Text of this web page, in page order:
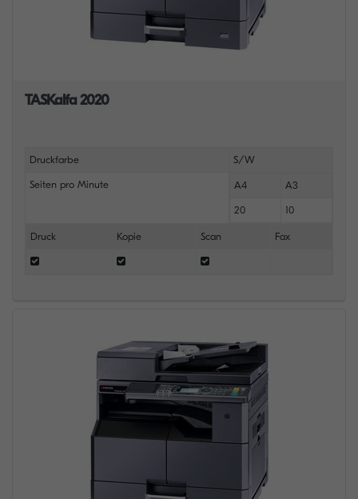
TASKalfa 2020
Druckfarbe S/W
Seiten pro Minute A4 A3
20 10
Druck Kopie Scan Fax